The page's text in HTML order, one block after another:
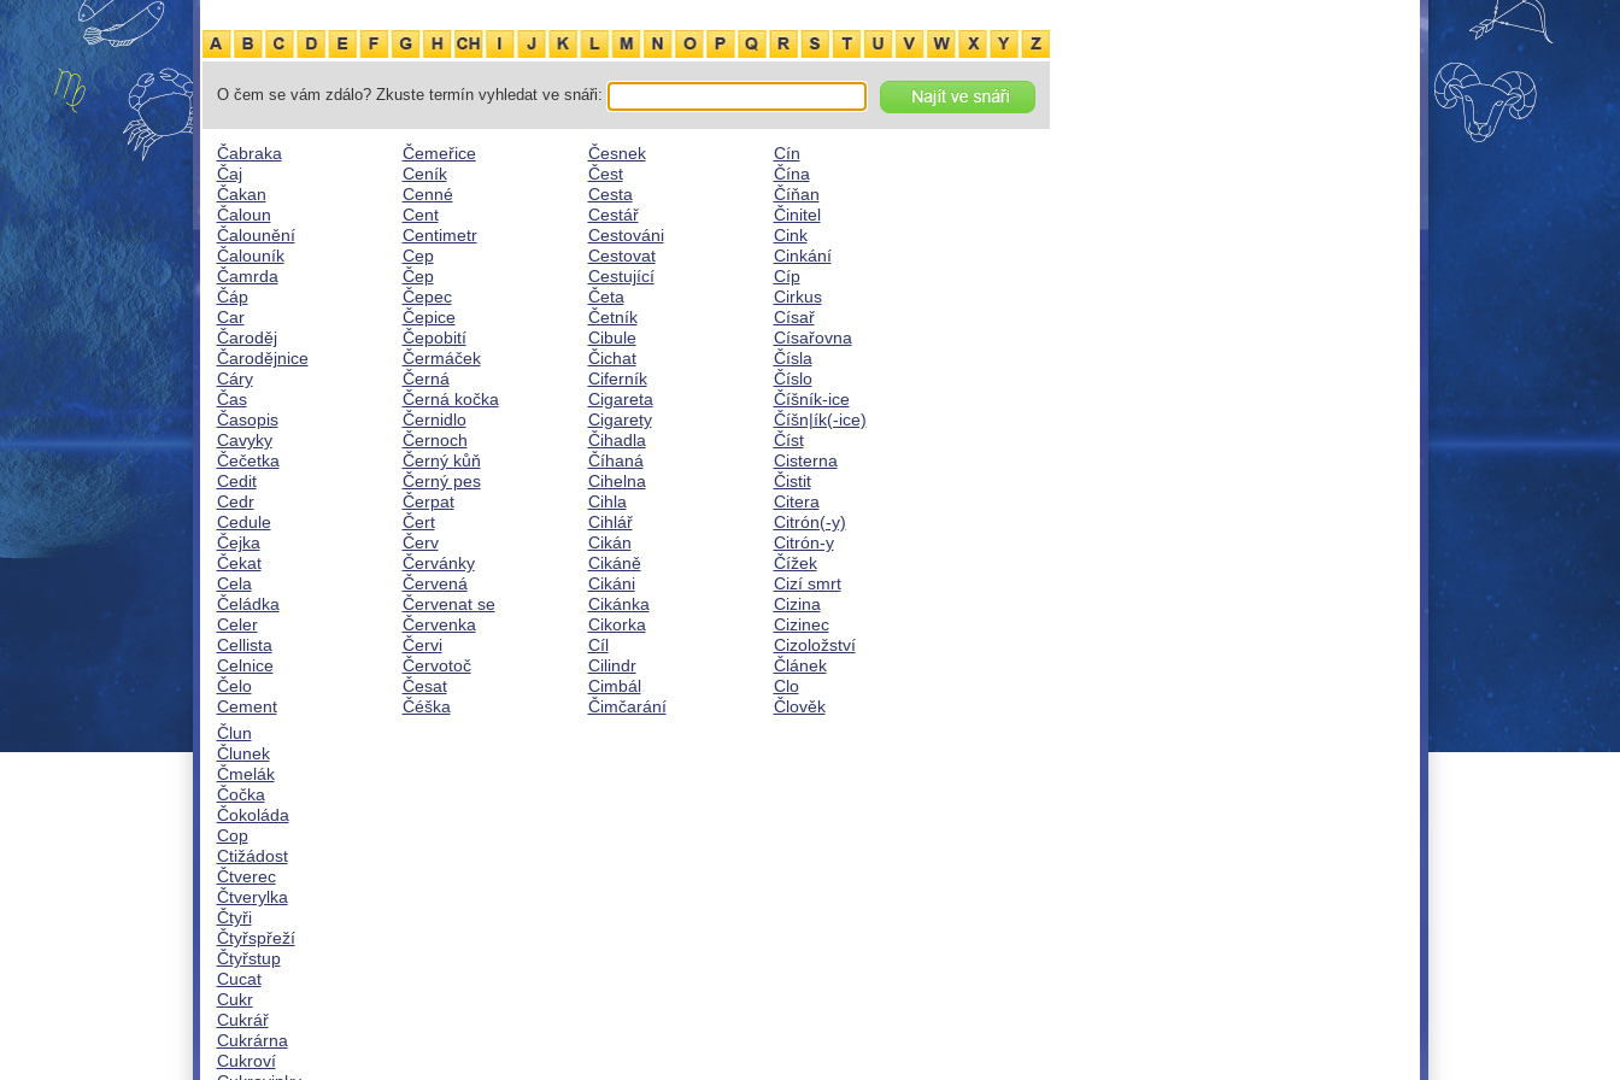
O čem se vám zdálo? Zkuste termín vyhledat ve snáři:
Čabraka
Čaj
Čakan
Čaloun
Čalounění
Čalouník
Čamrda
Čáp
Car
Čaroděj
Čarodějnice
Cáry
Čas
Časopis
Cavyky
Čečetka
Cedit
Cedr
Cedule
Čejka
Čekat
Cela
Čeládka
Celer
Cellista
Celnice
Čelo
Cement
Čemeřice
Ceník
Cenné
Cent
Centimetr
Cep
Čep
Čepec
Čepice
Čepobití
Čermáček
Černá
Černá kočka
Černidlo
Černoch
Černý kůň
Černý pes
Čerpat
Čert
Červ
Červánky
Červená
Červenat se
Červenka
Červi
Červotoč
Česat
Čéška
Česnek
Čest
Cesta
Cestář
Cestováni
Cestovat
Cestující
Četa
Četník
Cibule
Čichat
Ciferník
Cigareta
Cigarety
Čihadla
Číhaná
Cihelna
Cihla
Cihlář
Cikán
Cikáně
Cikáni
Cikánka
Cikorka
Cíl
Cilindr
Cimbál
Čimčarání
Cín
Čína
Číňan
Činitel
Cink
Cinkání
Cíp
Cirkus
Císař
Císařovna
Čísla
Číslo
Číšník-ice
Číšn|ík(-ice)
Číst
Cisterna
Čistit
Citera
Citrón(-y)
Citrón-y
Čížek
Cizí smrt
Cizina
Cizinec
Cizoložství
Článek
Clo
Člověk
Člun
Člunek
Čmelák
Čočka
Čokoláda
Cop
Ctižádost
Čtverec
Čtverylka
Čtyři
Čtyřspřeží
Čtyřstup
Cucat
Cukr
Cukrář
Cukrárna
Cukroví